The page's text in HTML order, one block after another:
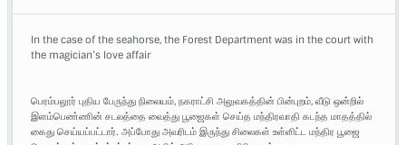
In the case of the seahorse, the Forest Department was in the court with
the magician’s love affair
பெரம்பலூர் புதிய பேருந்து நிலையம், நகராட்சி அலுவகத்தின் பின்புறம், வீடு ஒன்றில்
இளம்பெண்ணின் சடலத்தை வைத்து பூஜைகள் செய்த மந்திரவாதி கடந்த மாதத்தில்
கைது செய்யப்பட்டார். அப்போது அவரிடம் இருந்து சிலைகள் உள்ளிட்ட மந்திர பூஜை